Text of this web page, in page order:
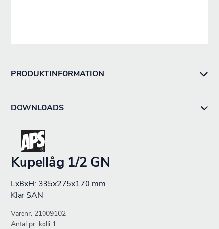
PRODUKTINFORMATION
DOWNLOADS
Kupellåg 1/2 GN
LxBxH: 335x275x170 mm
Klar SAN
Varenr. 21009102
Antal pr. kolli 1